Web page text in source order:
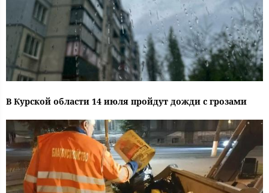
В Курской области 14 июля пройдут дожди с грозами